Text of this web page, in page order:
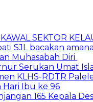
SEKTOR
SJL bacakan
Muhasabah Diri
Serukan Umat
KLHS-RDTR
Ibu ke 96
165 Kepala